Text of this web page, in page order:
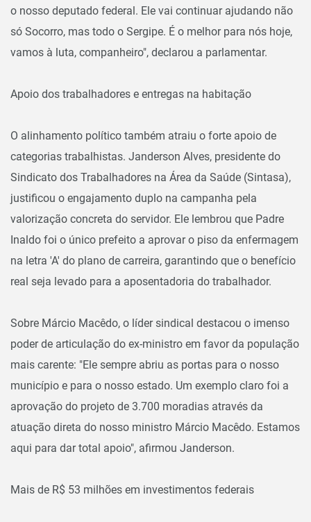
o nosso deputado federal. Ele vai continuar ajudando não
só Socorro, mas todo o Sergipe. É o melhor para nós hoje,
vamos à luta, companheiro", declarou a parlamentar.
Apoio dos trabalhadores e entregas na habitação
O alinhamento político também atraiu o forte apoio de
categorias trabalhistas. Janderson Alves, presidente do
Sindicato dos Trabalhadores na Área da Saúde (Sintasa),
justificou o engajamento duplo na campanha pela
valorização concreta do servidor. Ele lembrou que Padre
Inaldo foi o único prefeito a aprovar o piso da enfermagem
na letra 'A' do plano de carreira, garantindo que o benefício
real seja levado para a aposentadoria do trabalhador.
Sobre Márcio Macêdo, o líder sindical destacou o imenso
poder de articulação do ex-ministro em favor da população
mais carente: "Ele sempre abriu as portas para o nosso
município e para o nosso estado. Um exemplo claro foi a
aprovação do projeto de 3.700 moradias através da
atuação direta do nosso ministro Márcio Macêdo. Estamos
aqui para dar total apoio", afirmou Janderson.
Mais de R$ 53 milhões em investimentos federais